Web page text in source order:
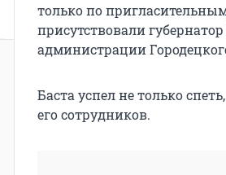
только по
присутствовали
администрации
Баста успел не только
его сотрудников.